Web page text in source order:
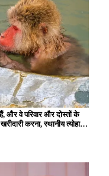
दोस्तों के
की